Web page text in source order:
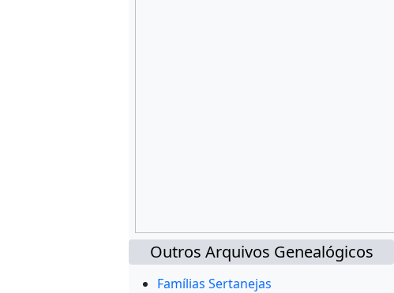
Outros Arquivos Genealógicos
Famílias Sertanejas